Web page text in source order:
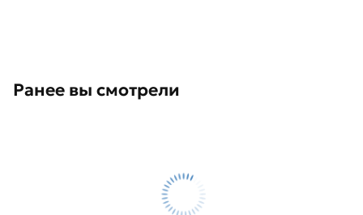
Ранее вы смотрели